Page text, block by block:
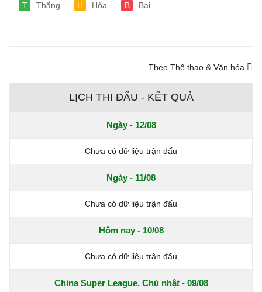
T Thắng H Hòa B Bại
Theo Thể thao & Văn hóa
LỊCH THI ĐẤU - KẾT QUẢ
Ngày - 12/08
Chưa có dữ liệu trận đấu
Ngày - 11/08
Chưa có dữ liệu trận đấu
Hôm nay - 10/08
Chưa có dữ liệu trận đấu
China Super League, Chủ nhật - 09/08